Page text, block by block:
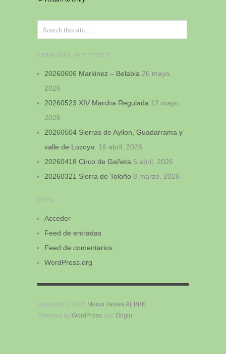
ENTRADAS RECIENTES
20260606 Markinez – Belabia 26 mayo,
2026
20260523 XIV Marcha Regulada 12 mayo,
2026
20260504 Sierras de Ayllon, Guadarrama y
valle de Lozoya.
16 abril, 2026
20260418 Circo de Gañeta 5 abril, 2026
20260321 Sierra de Toloño 8 marzo, 2026
META
Acceder
Feed de entradas
Feed de comentarios
WordPress.org
Copyright © 2026 Mendi Taldea AEBBK
Powered by WordPress and Origin